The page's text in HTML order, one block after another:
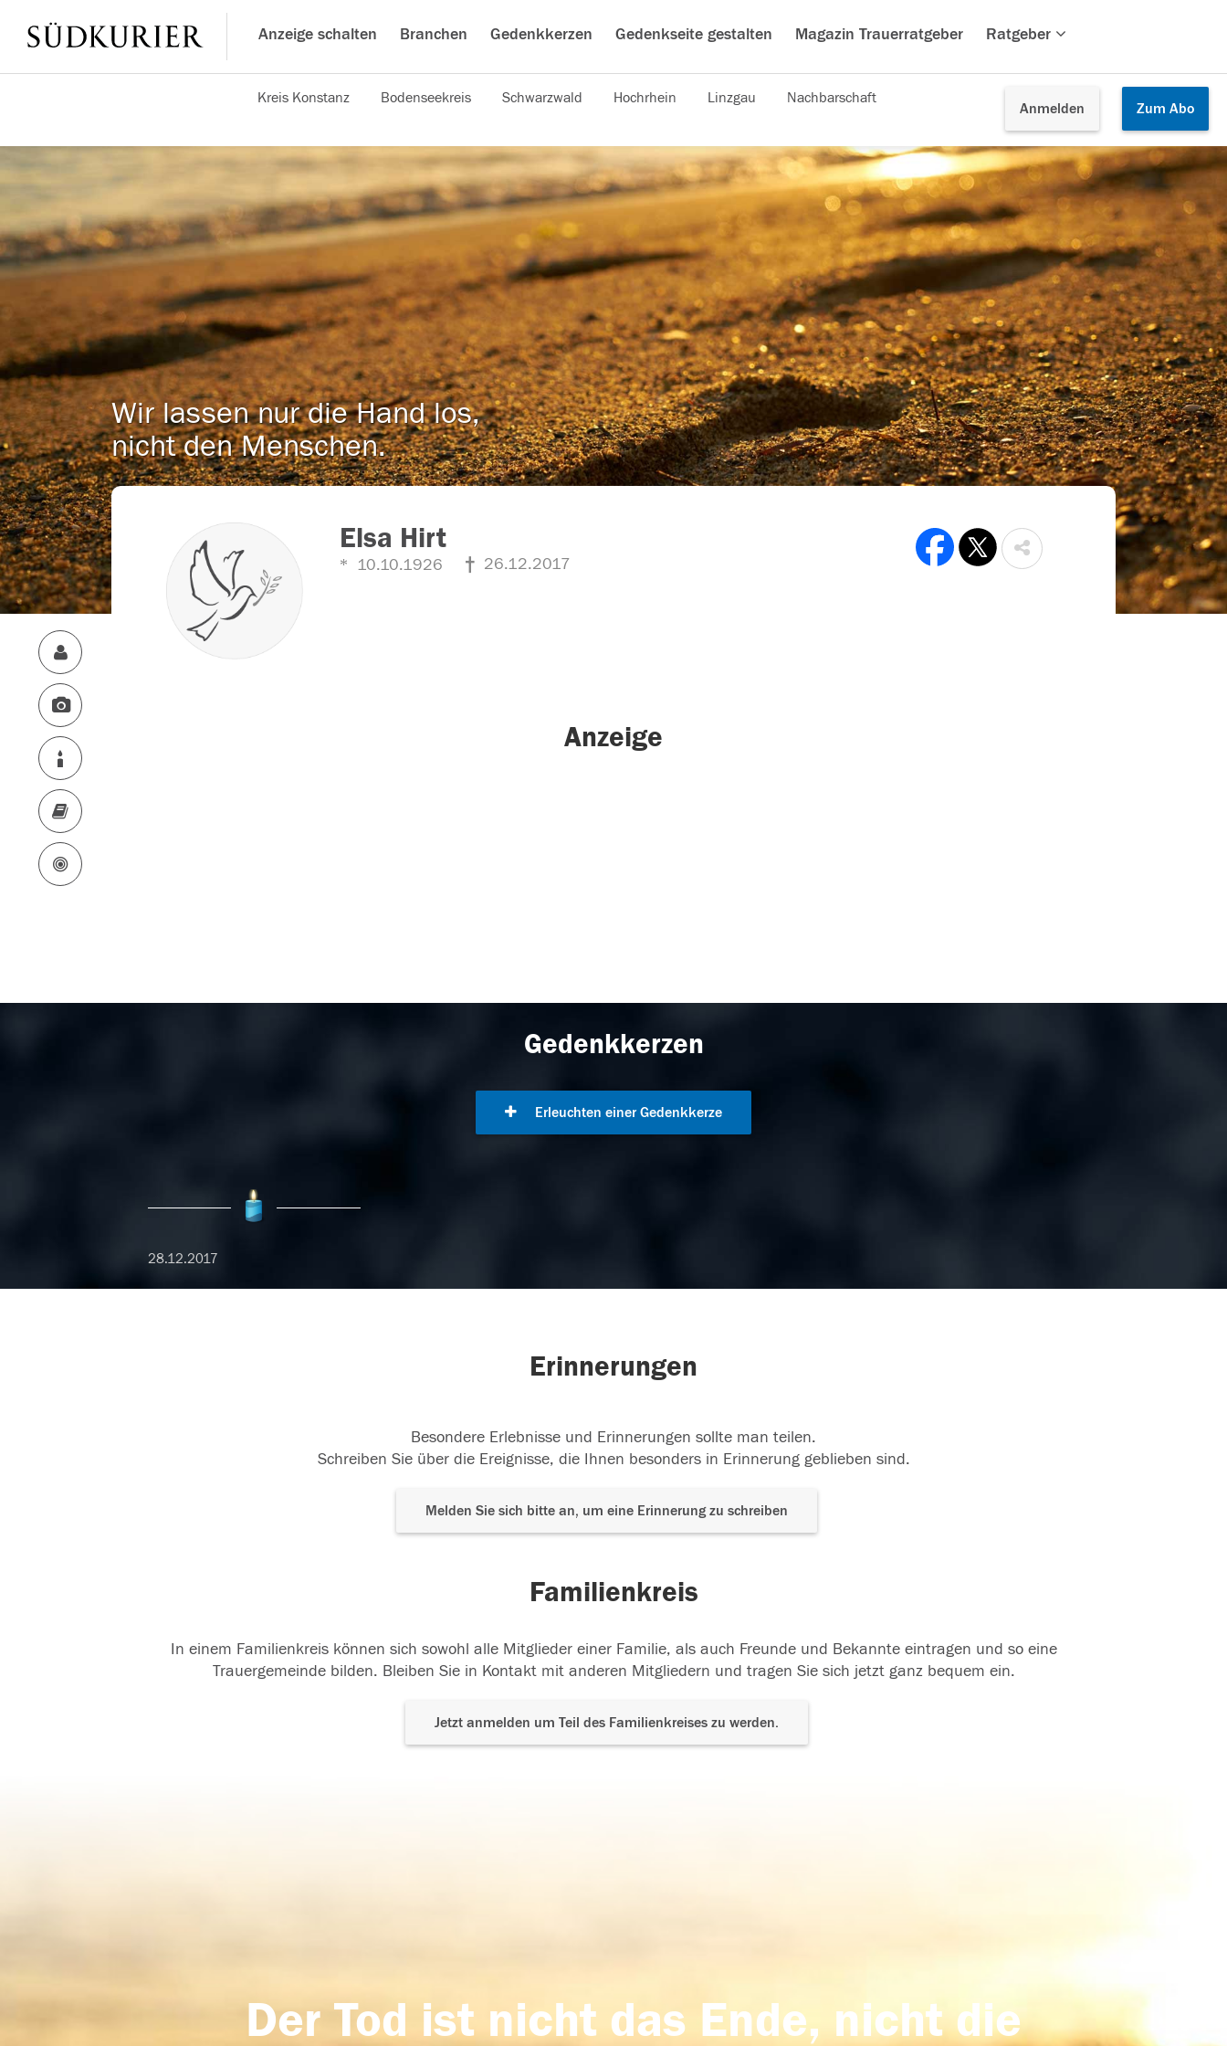
Anzeige schalten Branchen Gedenkkerzen Gedenkseite gestalten Magazin Trauerratgeber Ratgeber
Anmelden Zum Abo
Kreis Konstanz Bodenseekreis Schwarzwald Hochrhein Linzgau Nachbarschaft
Wir lassen nur die Hand los,
nicht den Menschen.
Elsa Hirt
10.10.1926 26.12.2017
Anzeige
Gedenkkerzen
Erleuchten einer Gedenkkerze
28.12.2017
Erinnerungen
Besondere Erlebnisse und Erinnerungen sollte man teilen.
Schreiben Sie über die Ereignisse, die Ihnen besonders in Erinnerung geblieben sind.
Melden Sie sich bitte an, um eine Erinnerung zu schreiben
Familienkreis
In einem Familienkreis können sich sowohl alle Mitglieder einer Familie, als auch Freunde und Bekannte eintragen und so eine
Trauergemeinde bilden. Bleiben Sie in Kontakt mit anderen Mitgliedern und tragen Sie sich jetzt ganz bequem ein.
Jetzt anmelden um Teil des Familienkreises zu werden.
Der Tod ist nicht das Ende, nicht die